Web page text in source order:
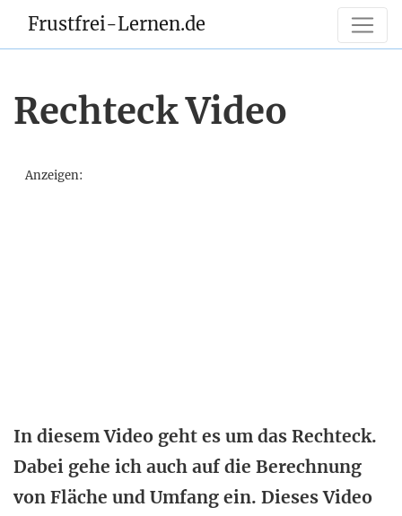
Frustfrei-Lernen.de
Rechteck Video
Anzeigen:
In diesem Video geht es um das Rechteck.
Dabei gehe ich auch auf die Berechnung
von Fläche und Umfang ein. Dieses Video